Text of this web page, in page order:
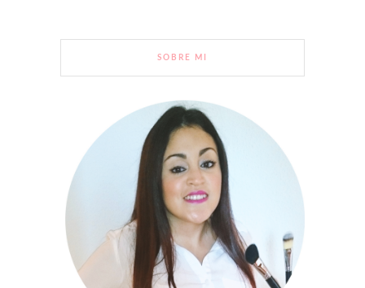
SOBRE MI